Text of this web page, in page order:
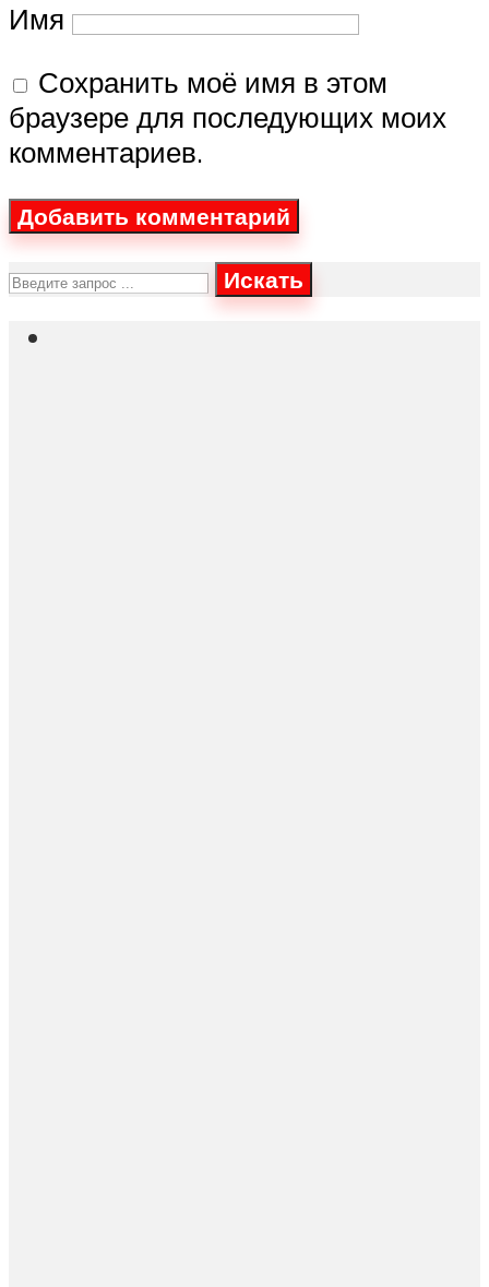
Имя
Сохранить моё имя в этом
браузере для последующих моих
комментариев.
Искать